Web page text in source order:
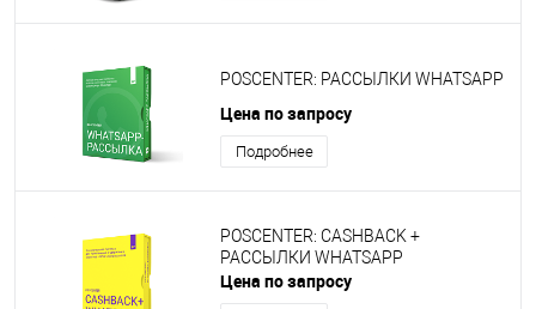
POSCENTER: РАССЫЛКИ WHATSAPP
Цена по запросу
Подробнее
POSCENTER: CASHBACK +
РАССЫЛКИ WHATSAPP
Цена по запросу